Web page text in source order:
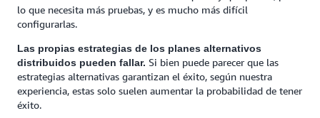
lo que necesita más pruebas, y es mucho más difícil
configurarlas.
Las propias estrategias de los planes alternativos
distribuidos pueden fallar. Si bien puede parecer que las
estrategias alternativas garantizan el éxito, según nuestra
experiencia, estas solo suelen aumentar la probabilidad de tener
éxito.